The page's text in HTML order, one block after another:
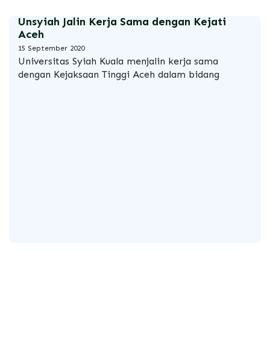
Unsyiah Jalin Kerja Sama dengan Kejati
Aceh
15 September 2020
Universitas Syiah Kuala menjalin kerja sama
dengan Kejaksaan Tinggi Aceh dalam bidang